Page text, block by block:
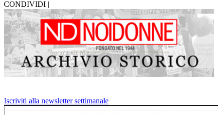
CONDIVIDI |
Iscriviti alla newsletter settimanale